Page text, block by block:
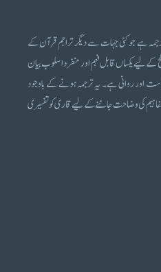
ہے جو کئی جہات سے دیگر تراجم قرآن کے
کے لیے یکساں قابل فہم اور منفرد اسلوب بیان
اور روانی ہے۔ یہ ترجمہ ہونے کے باوجود
کی وضاحت جاننے کے لیے قاری کو تفسیری